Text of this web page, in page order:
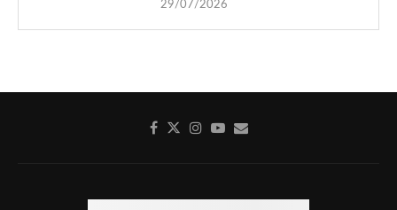
29/07/2026